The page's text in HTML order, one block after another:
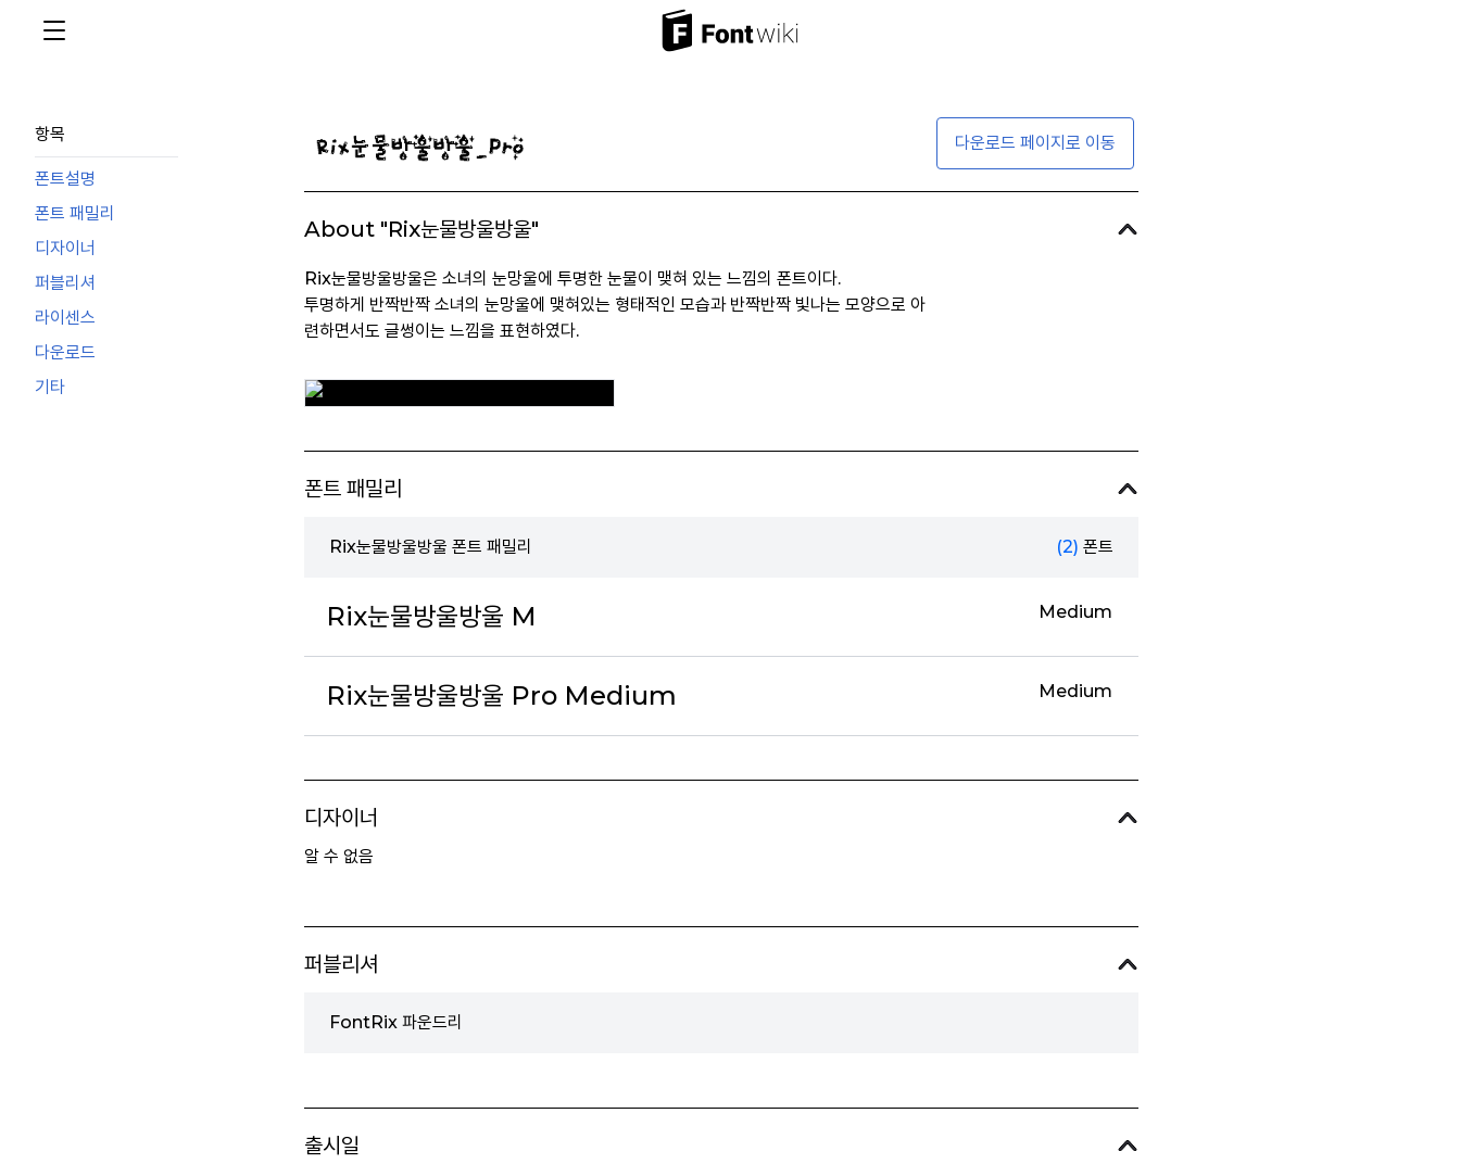
항목
폰트설명
폰트 패밀리
디자이너
퍼블리셔
라이센스
다운로드
기타
다운로드 페이지로 이동
About "Rix눈물방울방울"
Rix눈물방울방울은 소녀의 눈망울에 투명한 눈물이 맺혀 있는 느낌의 폰트이다.
투명하게 반짝반짝 소녀의 눈망울에 맺혀있는 형태적인 모습과 반짝반짝 빛나는 모양으로 아
련하면서도 글썽이는 느낌을 표현하였다.
폰트 패밀리
Rix눈물방울방울 폰트 패밀리 (2) 폰트
Rix눈물방울방울 M Medium
Rix눈물방울방울 Pro Medium Medium
디자이너
알 수 없음
퍼블리셔
FontRix 파운드리
출시일